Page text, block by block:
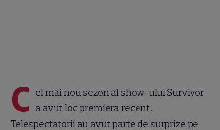
C el mai nou sezon al show-ului Survivor
a avut loc premiera recent.
Telespectatorii au avut parte de surprize pe